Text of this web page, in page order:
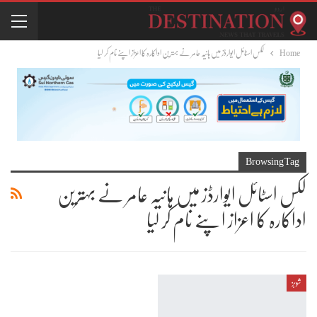
Home لکس اسٹائل ایوارڈز میں ہانیہ عامر نے بہترین اداکارہ کا اعزاز اپنے نام کر لیا
Browsing Tag
لکس اسٹائل ایوارڈز میں ہانیہ عامر نے بہترین
اداکارہ کا اعزاز اپنے نام کر لیا
شوبز